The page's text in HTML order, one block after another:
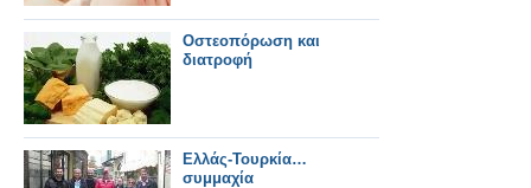
Οστεοπόρωση και
διατροφή
Ελλάς-Τουρκία…
συμμαχία